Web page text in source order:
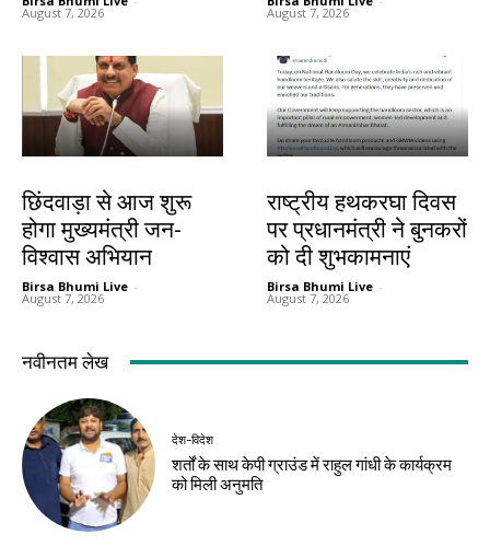
August 7, 2026 August 7, 2026
छिंदवाड़ा से आज शुरू
होगा मुख्यमंत्री जन-
विश्वास अभियान
Birsa Bhumi Live -
August 7, 2026
राष्ट्रीय हथकरघा दिवस
पर प्रधानमंत्री ने बुनकरों
को दी शुभकामनाएं
Birsa Bhumi Live -
August 7, 2026
नवीनतम लेख
देश-विदेश
शर्तों के साथ केपी ग्राउंड में राहुल गांधी के कार्यक्रम
को मिली अनुमति